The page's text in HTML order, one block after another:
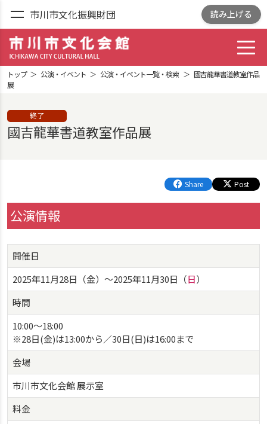
市川市文化振興財団 読み上げる
ICHIKAWA CITY
トップ 公演・イベント 公演・イベント一覧・検索
國吉龍華書道教室作品
展
終了
國吉龍華書道教室作品展
Share Post
公演情報
開催日
2025年11月28日（金）〜2025年11月30日（日）
時間
10:00～18:00
※28日(金)は13:00から／30日(日)は16:00まで
会場
市川市文化会館 展示室
料金